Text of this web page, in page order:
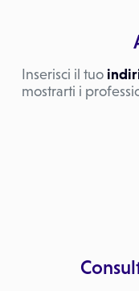
Inserisci il tuo
mostrarti i